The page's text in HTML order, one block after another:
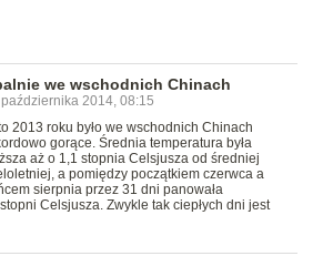
we wschodnich Chinach
2014, 08:15
2013 roku było we wschodnich Chinach
gorące. Średnia temperatura była
aż o 1,1 stopnia Celsjusza od średniej
a pomiędzy początkiem czerwca a
sierpnia przez 31 dni panowała
Celsjusza. Zwykle tak ciepłych dni jest